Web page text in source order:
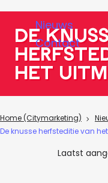
a
Nieuws
Contact
De
het
Home (Citymarketing)
De knusse herfsteditie van
Laatst